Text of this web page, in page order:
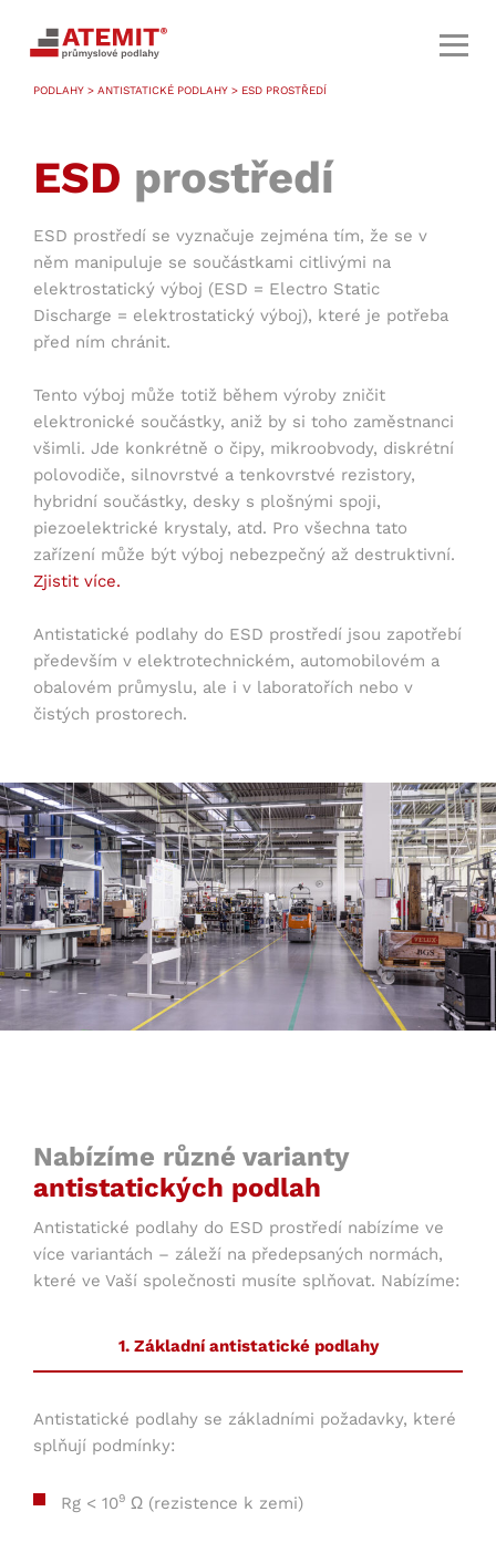
PODLAHY > ANTISTATICKÉ PODLAHY > ESD PROSTŘEDÍ
ESD prostředí
ESD prostředí se vyznačuje zejména tím, že se v
něm manipuluje se součástkami citlivými na
elektrostatický výboj (ESD = Electro Static
Discharge = elektrostatický výboj), které je potřeba
před ním chránit.
Tento výboj může totiž během výroby zničit
elektronické součástky, aniž by si toho zaměstnanci
všimli. Jde konkrétně o čipy, mikroobvody, diskrétní
polovodiče, silnovrstvé a tenkovrstvé rezistory,
hybridní součástky, desky s plošnými spoji,
piezoelektrické krystaly, atd. Pro všechna tato
zařízení může být výboj nebezpečný až destruktivní.
Zjistit více.
Antistatické podlahy do ESD prostředí jsou zapotřebí
především v elektrotechnickém, automobilovém a
obalovém průmyslu, ale i v laboratořích nebo v
čistých prostorech.
Nabízíme různé varianty
antistatických podlah
Antistatické podlahy do ESD prostředí nabízíme ve
více variantách – záleží na předepsaných normách,
které ve Vaší společnosti musíte splňovat. Nabízíme:
1. Základní antistatické podlahy
Antistatické podlahy se základními požadavky, které
splňují podmínky:
Rg < 109 Ω (rezistence k zemi)